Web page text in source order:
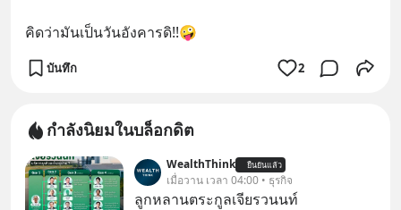
คิดว่ามันเป็นวันอังคารดิ!!🤪
บันทึก 2
กำลังนิยมในบล็อกดิต
WealthThink ยืนยันแล้ว
เมื่อวาน เวลา 04:00 • ธุรกิจ
ลูกหลานตระกูลเจียรวนนท์